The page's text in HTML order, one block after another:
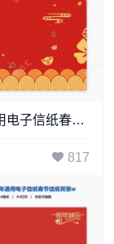
新年通用电子信纸春节信纸背景word模板(12)
817